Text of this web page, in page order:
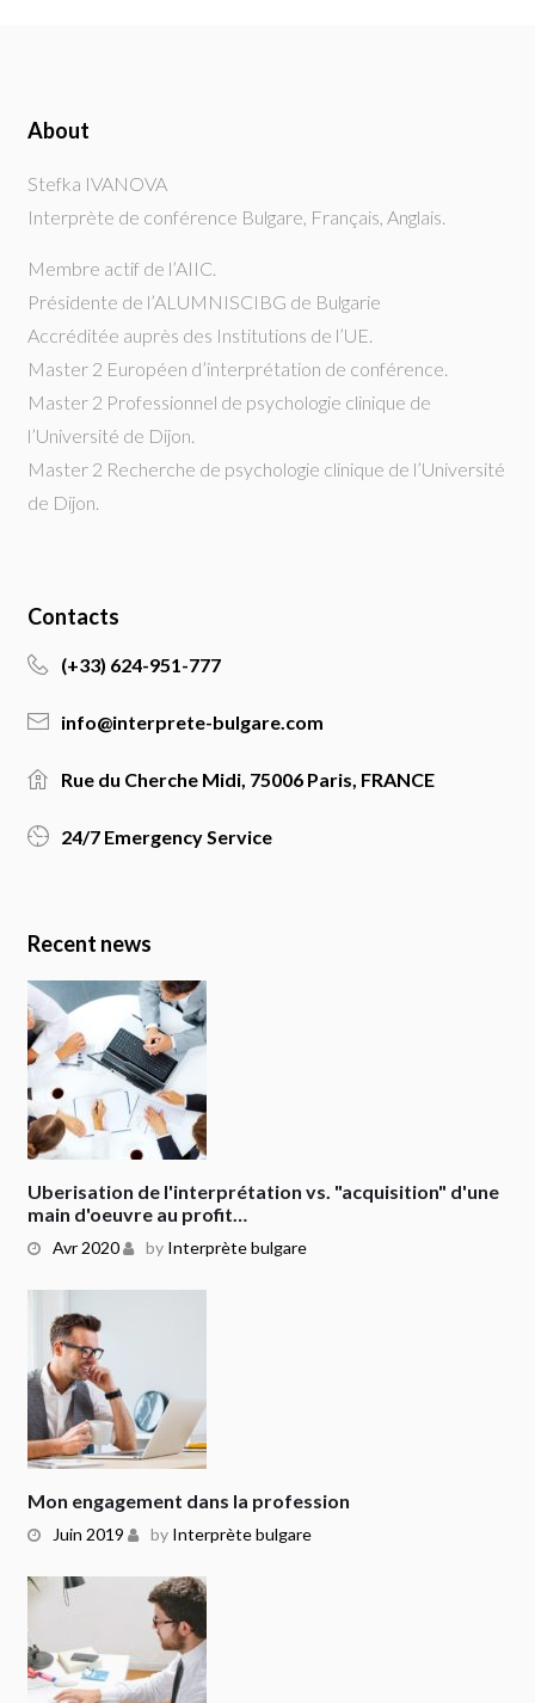
About
Stefka IVANOVA
Interprète de conférence Bulgare, Français, Anglais.
Membre actif de l’AIIC.
Présidente de l’ALUMNISCIBG de Bulgarie
Accréditée auprès des Institutions de l’UE.
Master 2 Européen d’interprétation de conférence.
Master 2 Professionnel de psychologie clinique de
l’Université de Dijon.
Master 2 Recherche de psychologie clinique de l’Université
de Dijon.
Contacts
(+33) 624-951-777
info@interprete-bulgare.com
Rue du Cherche Midi, 75006 Paris, FRANCE
24/7 Emergency Service
Recent news
Avr 2020 by Interprète bulgare
Uberisation de l'interprétation vs. "acquisition" d'une
main d'oeuvre au profit…
Juin 2019 by Interprète bulgare
Mon engagement dans la profession